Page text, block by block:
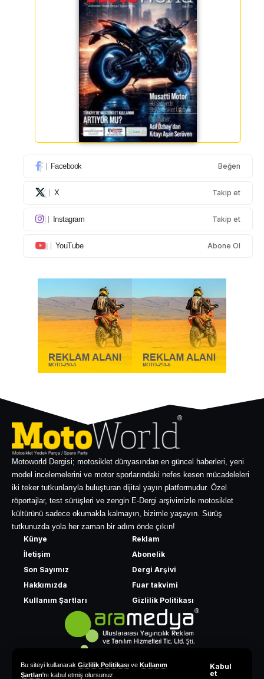
Bu siteyi kullanarak Gizlilik Politikası ve Kullanım
Şartları'nı kabul etmiş olursunuz.
Kabul
et
Facebook Beğen
X Takip et
Instagram Takip et
YouTube Abone Ol
Motoworld Dergisi; motosiklet dünyasından en güncel haberleri, yeni
model incelemelerini ve motor sporlarındaki nefes kesen mücadeleleri
iki teker tutkunlarıyla buluşturan dijital yayın platformudur. Özel
röportajlar, test sürüşleri ve zengin E-Dergi arşivimizle motosiklet
kültürünü sadece okumakla kalmayın, bizimle yaşayın. Sürüş
tutkunuzda yola her zaman bir adım önde çıkın!
Künye
İletişim
Son Sayımız
Hakkımızda
Kullanım Şartları
Reklam
Abonelik
Dergi Arşivi
Fuar takvimi
Gizlilik Politikası